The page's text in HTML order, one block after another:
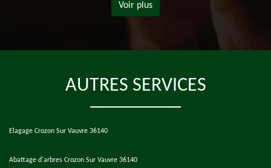
Voir plus
AUTRES SERVICES
Elagage Crozon Sur Vauvre 36140
Abattage d'arbres Crozon Sur Vauvre 36140